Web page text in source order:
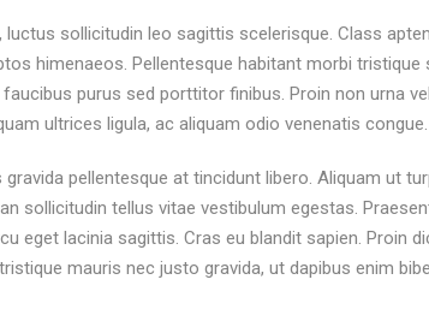
luctus sollicitudin leo sagittis scelerisque. Class
himenaeos. Pellentesque habitant morbi
purus sed porttitor finibus. Proin non urna
ultrices ligula, ac aliquam odio venenatis congue.
pellentesque at tincidunt libero. Aliquam ut
sollicitudin tellus vitae vestibulum egestas.
eget lacinia sagittis. Cras eu blandit sapien. Proin
mauris nec justo gravida, ut dapibus enim